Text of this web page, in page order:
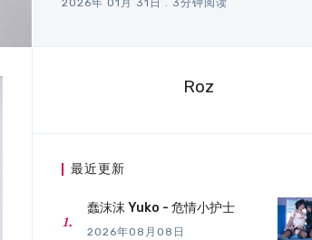
2026年 01月 31日 . 3分钟阅读
Roz
最近更新
蠢沫沫 Yuko - 危情小护士
2026年08月08日